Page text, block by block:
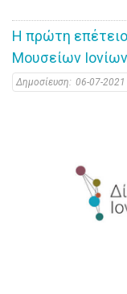
Η πρώτη
Μουσείων
Δημοσίευση: 06-07-